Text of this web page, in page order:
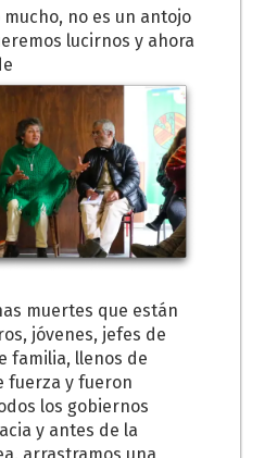
mucho, no es un antojo
lucirnos y ahora
muertes que están
jóvenes, jefes de
familia, llenos de
fuerza y fueron
los gobiernos
y antes de la